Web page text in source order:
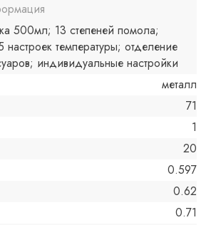
500мл; 13 степеней помола;
температуры; отделение
индивидуальные настройки
металл
71
1
20
0.597
0.62
0.71